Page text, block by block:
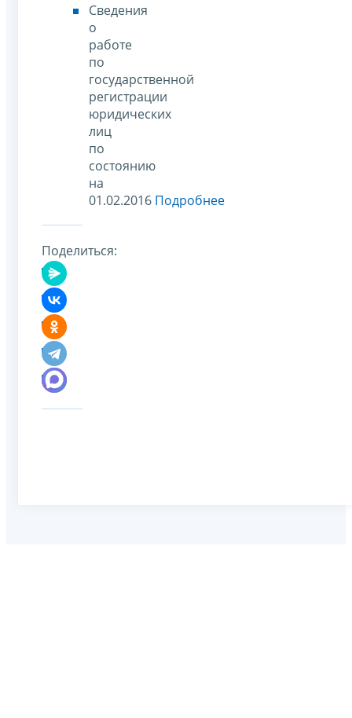
Сведения
о
работе
по
государственной
регистрации
юридических
лиц
по
состоянию
на
01.02.2016 Подробнее
Поделиться: